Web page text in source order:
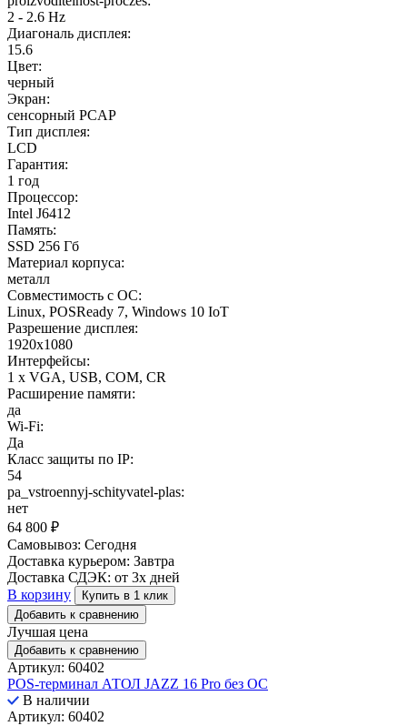
2 - 2.6 Hz
Диагональ дисплея:
15.6
Цвет:
черный
Экран:
сенсорный PCAP
Тип дисплея:
LCD
Гарантия:
1 год
Процессор:
Intel J6412
Память:
SSD 256 Гб
Материал корпуса:
металл
Совместимость с ОС:
Linux, POSReady 7, Windows 10 IoT
Разрешение дисплея:
1920x1080
Интерфейсы:
1 x VGA, USB, COM, CR
Расширение памяти:
да
Wi-Fi:
Да
Класс защиты по IP:
54
pa_vstroennyj-schityvatel-plas:
нет
64 800 ₽
Самовывоз: Сегодня
Доставка курьером: Завтра
Доставка СДЭК: от 3х дней
В корзину
Купить в 1 клик
Добавить к сравнению
Лучшая цена
Добавить к сравнению
Артикул: 60402
POS-терминал АТОЛ JAZZ 16 Pro без ОС
В наличии
Артикул: 60402